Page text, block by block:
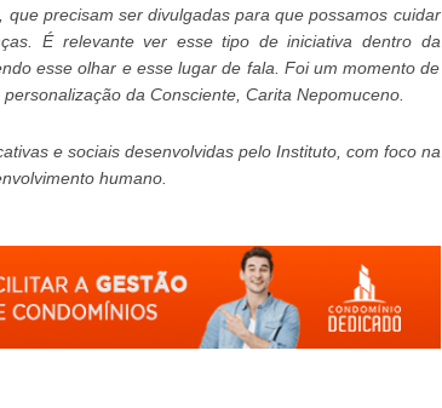
precisam ser divulgadas para que possamos cuidar
É relevante ver esse tipo de iniciativa dentro da
esse olhar e esse lugar de fala. Foi um momento de
da Consciente, Carita Nepomuceno.
e sociais desenvolvidas pelo Instituto, com foco na
humano.